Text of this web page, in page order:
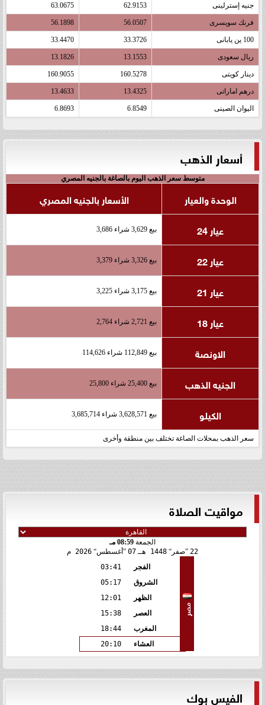
جنيه إسترلينى 62.9153
63.0675
فرنك سويسرى 56.0507
56.1898
100 ين يابانى 33.3726
33.4470
ريال سعودى 13.1553
13.1826
دينار كويتى 160.5278
160.9055
درهم اماراتى 13.4325
13.4633
اليوان الصينى 6.8549
6.8693
أسعار الذهب
متوسط سعر الذهب اليوم بالصاغة بالجنيه المصري
الوحدة والعيار
الأسعار بالجنيه المصري
عيار 24
بيع 3,629 شراء 3,686
عيار 22 بيع 3,326 شراء 3,379
عيار 21 بيع 3,175 شراء 3,225
عيار 18 بيع 2,721 شراء 2,764
الاونصة بيع 112,849 شراء 114,626
الجنيه الذهب بيع 25,400 شراء 25,800
الكيلو بيع 3,628,571 شراء 3,685,714
سعر الذهب بمحلات الصاغة تختلف بين منطقة وأخرى
مواقيت الصلاة
الجمعة 08:59 مـ
22
صفر 1448 هـ 07 أغسطس 2026 م
مصر
الفجر
03:41
الشروق
05:17
الظهر
12:01
العصر
15:38
المغرب
18:44
العشاء
20:10
الفيس بوك